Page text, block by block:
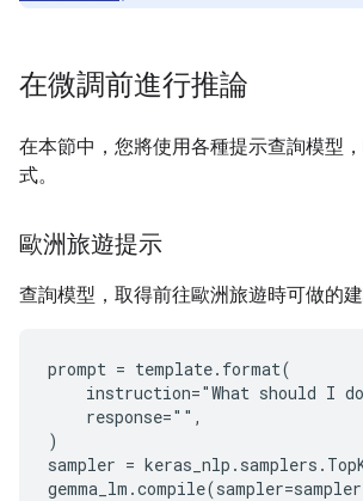
在微調前進行推論
在本節中，您將使用各種提示查詢模型
式。
歐洲旅遊提示
查詢模型，取得前往歐洲旅遊時可做的建
prompt = template.format(
instruction="What should I
    response="",
)
sampler =